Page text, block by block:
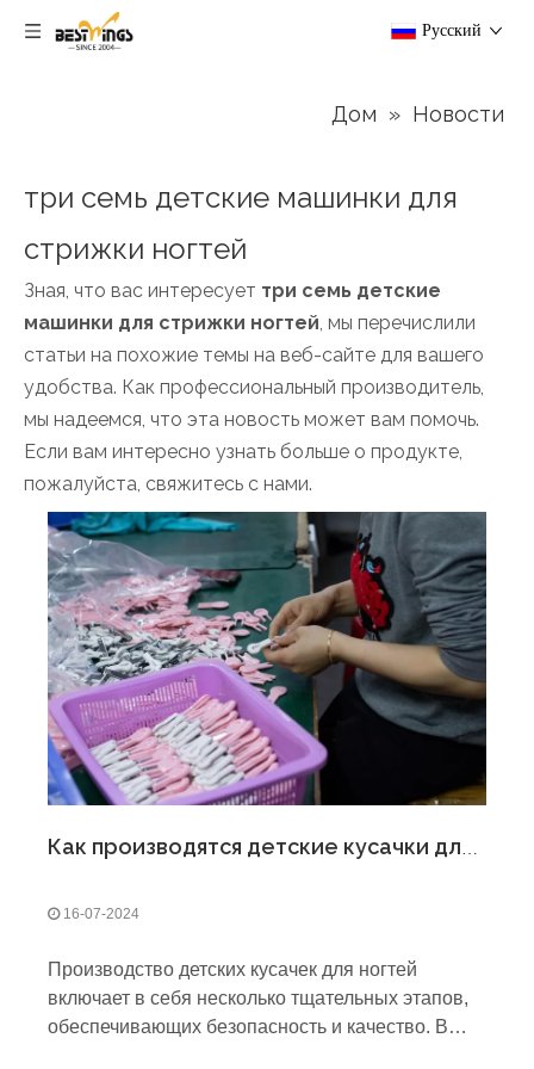
Pусский
Дом » Новости
три семь детские машинки для
стрижки ногтей
Зная, что вас интересует три семь детские
машинки для стрижки ногтей, мы перечислили
статьи на похожие темы на веб-сайте для вашего
удобства. Как профессиональный производитель,
мы надеемся, что эта новость может вам помочь.
Если вам интересно узнать больше о продукте,
пожалуйста, свяжитесь с нами.
16-07-2024
Производство детских кусачек для ногтей
включает в себя несколько тщательных этапов,
обеспечивающих безопасность и качество. В